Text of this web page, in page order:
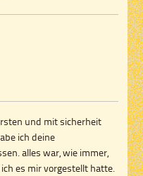
und mit sicherheit
ich deine
alles war, wie immer,
es mir vorgestellt hatte.